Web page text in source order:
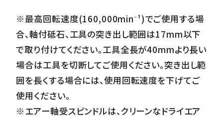
※最高回転速度(160,000min⁻¹)でご使用する場
合、軸付砥石、工具の突き出し範囲は17mm以下
で取り付けてください。工具全長が40mmより長い
場合は工具を切断してご使用ください。突き出し範
囲を長くする場合には、使用回転速度を下げてご
使用ください。
※エアー軸受スピンドルは、クリーンなドライエア